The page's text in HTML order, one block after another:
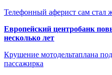
Телефонный аферист сам стал
Европейский центробанк
несколько лет
Крушение мотодельтаплана
пассажирка